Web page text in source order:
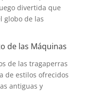
divertida que
globo de las
de las Máquinas
de las tragaperras
de estilos ofrecidos
antiguas y